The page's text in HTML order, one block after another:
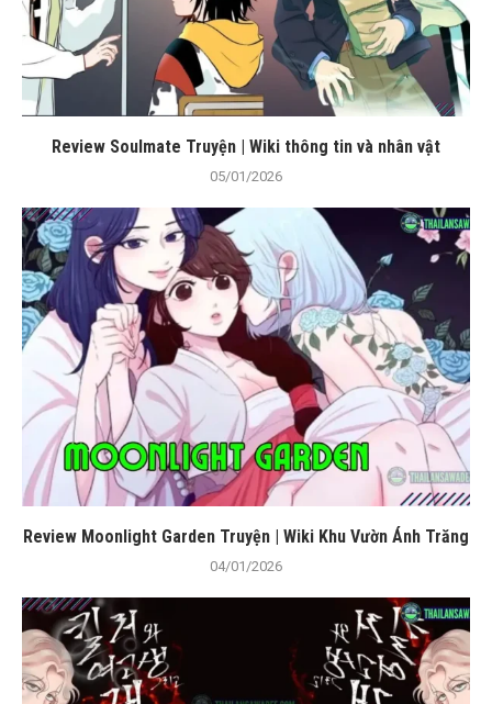
Review Soulmate Truyện | Wiki thông tin và nhân vật
05/01/2026
Review Moonlight Garden Truyện | Wiki Khu Vườn Ánh Trăng
04/01/2026